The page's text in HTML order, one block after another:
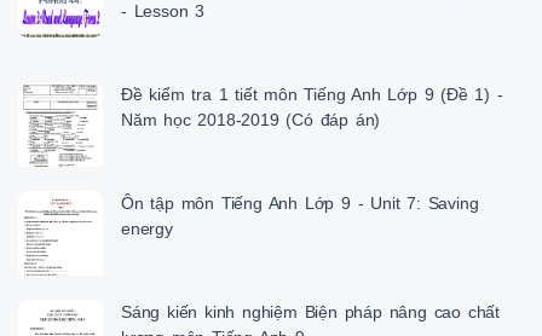
- Lesson 3
Đề kiểm tra 1 tiết môn Tiếng Anh Lớp 9 (Đề 1) -
Năm học 2018-2019 (Có đáp án)
Ôn tập môn Tiếng Anh Lớp 9 - Unit 7: Saving
energy
Sáng kiến kinh nghiệm Biện pháp nâng cao chất